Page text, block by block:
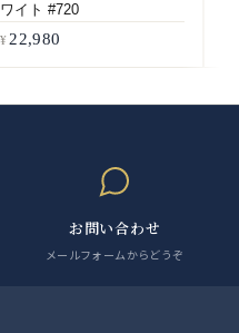
ワイト #720
22,980
お問い合わせ
メールフォームからどうぞ